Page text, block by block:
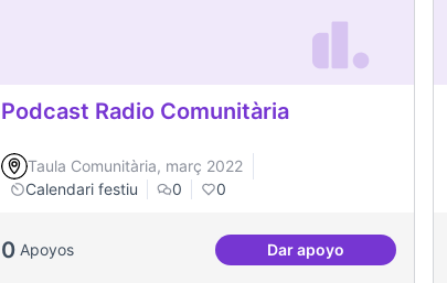
Podcast Radio Comunitària
Taula Comunitària, març 2022
Calendari festiu
0 0
0 Apoyos Dar apoyoPodcast Radio